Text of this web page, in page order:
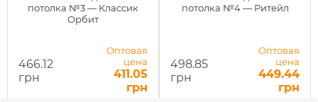
потолка №3 — Классик
Орбит
466.12
грн
Оптовая
цена
411.05
грн
потолка №4 — Ритейл
498.85
грн
Оптовая
цена
449.44
грн